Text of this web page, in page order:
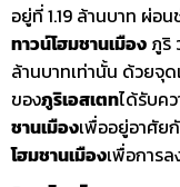
อยู่ที่ 1.19 ล้านบาท ผ่อ
ทาวน์โฮมชานเมือง ภูริ
ล้านบาทเท่านั้น ด้วยจุ
ของภูริเอสเตทได้รับค
ชานเมืองเพื่ออยู่อาศัย
โฮมชานเมืองเพื่อการ